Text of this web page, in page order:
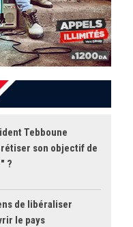
Tebboune
son objectif de
?
de libéraliser
le pays